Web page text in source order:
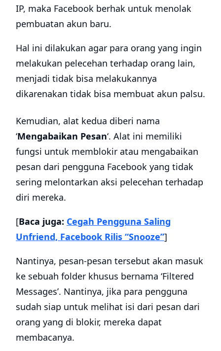
IP, maka Facebook berhak untuk menolak
pembuatan akun baru.
Hal ini dilakukan agar para orang yang ingin
melakukan pelecehan terhadap orang lain,
menjadi tidak bisa melakukannya
dikarenakan tidak bisa membuat akun palsu.
Kemudian, alat kedua diberi nama
‘Mengabaikan Pesan‘. Alat ini memiliki
fungsi untuk memblokir atau mengabaikan
pesan dari pengguna Facebook yang tidak
sering melontarkan aksi pelecehan terhadap
diri mereka.
[Baca juga: Cegah Pengguna Saling
Unfriend, Facebook Rilis “Snooze”]
Nantinya, pesan-pesan tersebut akan masuk
ke sebuah folder khusus bernama ‘Filtered
Messages’. Nantinya, jika para pengguna
sudah siap untuk melihat isi dari pesan dari
orang yang di blokir, mereka dapat
membacanya.